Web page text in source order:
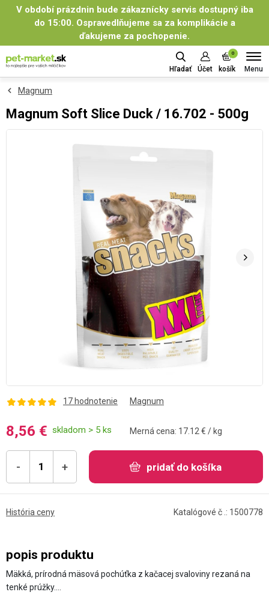
V období prázdnin bude zákaznícky servis dostupný iba
do 15:00. Ospravedlňujeme sa za komplikácie a
ďakujeme za pochopenie.
Hľadať Účet
0
košík Menu
Magnum
Magnum Soft Slice Duck / 16.702 - 500g
17 hodnotenie Magnum
popis produktu
Mäkká, prírodná mäsová pochúťka z kačacej svaloviny rezaná na
tenké prúžky.…
8,56 € skladom > 5 ks Merná cena: 17.12 € / kg
- + pridať do košíka
História ceny Katalógové č .: 1500778